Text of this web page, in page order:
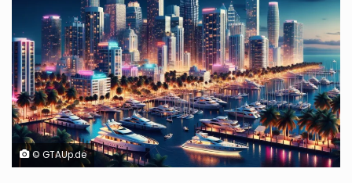
© GTAUp.de